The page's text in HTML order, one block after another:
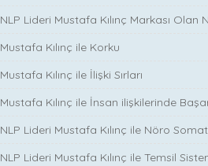
NLP Lideri Mustafa Kılınç Markası
Mustafa Kılınç ile Korku
Mustafa Kılınç ile İlişki Sırları
Mustafa Kılınç ile İnsan ilişkilerinde
NLP Lideri Mustafa Kılınç ile Nöro
NLP Lideri Mustafa Kılınç ile Temsil